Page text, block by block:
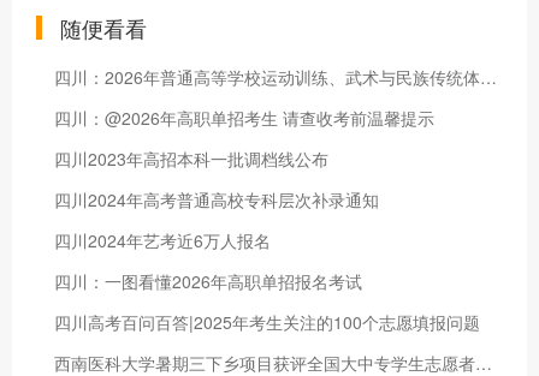
随便看看
四川：2026年普通高等学校运动训练、武术与民族传统体育专业招生文化考试（西华师范大学考点）温馨提示
四川：@2026年高职单招考生 请查收考前温馨提示
四川2023年高招本科一批调档线公布
四川2024年高考普通高校专科层次补录通知
四川2024年艺考近6万人报名
四川：一图看懂2026年高职单招报名考试
四川高考百问百答|2025年考生关注的100个志愿填报问题
西南医科大学暑期三下乡项目获评全国大中专学生志愿者暑期“三下